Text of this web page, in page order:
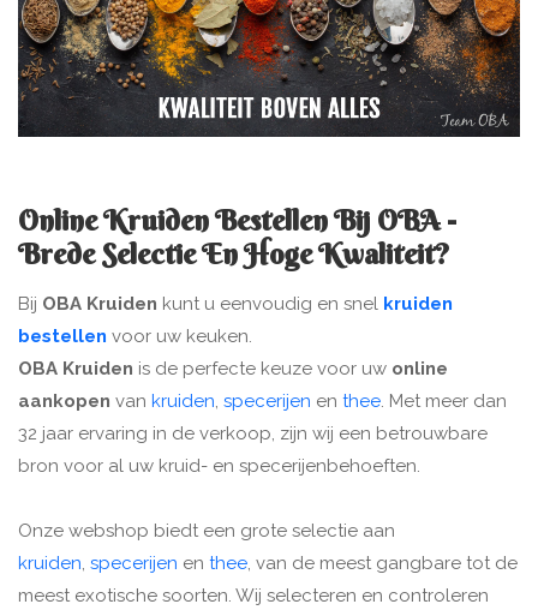
Online Kruiden Bestellen Bij OBA -
Brede Selectie En Hoge Kwaliteit?
Bij OBA Kruiden kunt u eenvoudig en snel kruiden
bestellen voor uw keuken.
OBA Kruiden is de perfecte keuze voor uw online
aankopen van kruiden, specerijen en thee. Met meer dan
32 jaar ervaring in de verkoop, zijn wij een betrouwbare
bron voor al uw kruid- en specerijenbehoeften.
Onze webshop biedt een grote selectie aan
kruiden, specerijen en thee, van de meest gangbare tot de
meest exotische soorten. Wij selecteren en controleren